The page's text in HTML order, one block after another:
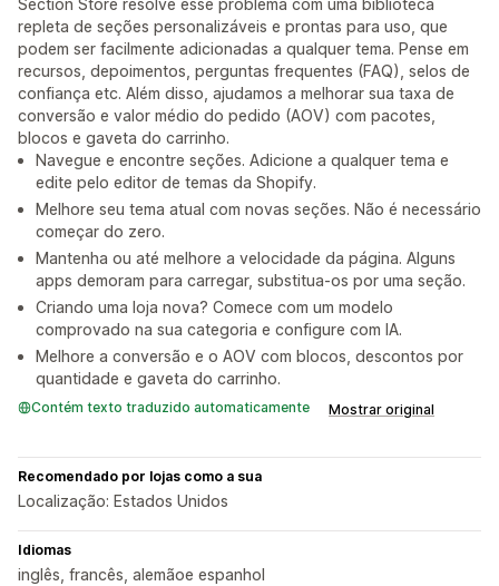
Section Store resolve esse problema com uma biblioteca
repleta de seções personalizáveis e prontas para uso, que
podem ser facilmente adicionadas a qualquer tema. Pense em
recursos, depoimentos, perguntas frequentes (FAQ), selos de
confiança etc. Além disso, ajudamos a melhorar sua taxa de
conversão e valor médio do pedido (AOV) com pacotes,
blocos e gaveta do carrinho.
Navegue e encontre seções. Adicione a qualquer tema e
edite pelo editor de temas da Shopify.
Melhore seu tema atual com novas seções. Não é necessário
começar do zero.
Mantenha ou até melhore a velocidade da página. Alguns
apps demoram para carregar, substitua-os por uma seção.
Criando uma loja nova? Comece com um modelo
comprovado na sua categoria e configure com IA.
Melhore a conversão e o AOV com blocos, descontos por
quantidade e gaveta do carrinho.
Contém texto traduzido automaticamente Mostrar original
Recomendado por lojas como a sua
Localização: Estados Unidos
Idiomas
inglês, francês, alemãoe espanhol